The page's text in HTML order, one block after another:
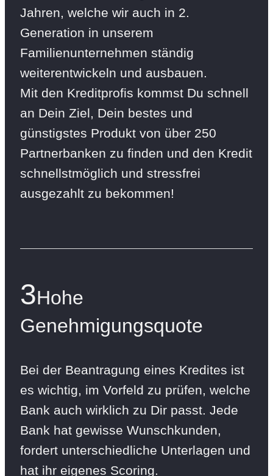
Jahren, welche wir auch in 2.
Generation in unserem
Familienunternehmen ständig
weiterentwickeln und ausbauen.
Mit den Kreditprofis kommst Du schnell
an Dein Ziel, Dein bestes und
günstigstes Produkt von über 250
Partnerbanken zu finden und den Kredit
schnellstmöglich und stressfrei
ausgezahlt zu bekommen!
3Hohe
Genehmigungsquote
Bei der Beantragung eines Kredites ist
es wichtig, im Vorfeld zu prüfen, welche
Bank auch wirklich zu Dir passt. Jede
Bank hat gewisse Wunschkunden,
fordert unterschiedliche Unterlagen und
hat ihr eigenes Scoring.